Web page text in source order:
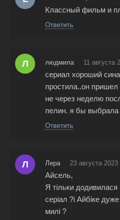
Классный фильм и
Ответить
Л людмила 11 августа
сериал хороший
простила..он
не через неделю
пелин. я бы
Ответить
Л Лера 23 августа
Айсель,
Я тільки
серіал ?і Айбіке
милі ?